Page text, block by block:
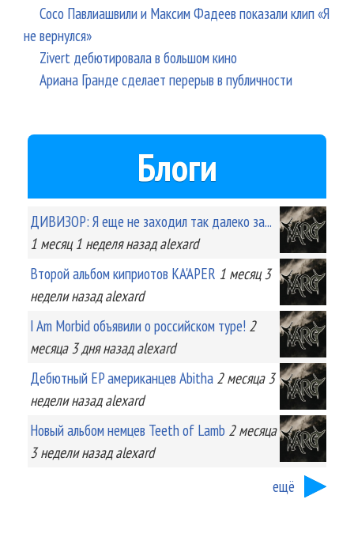
Сосо Павлиашвили и Максим Фадеев показали клип «Я
не вернулся»
Zivert дебютировала в большом кино
Ариана Гранде сделает перерыв в публичности
Блоги
ДИВИЗОР: Я еще не заходил так далеко за...
1 месяц 1 неделяназад alexard
Второй альбом киприотов KA'APER 1 месяц 3
неделиназад alexard
I Am Morbid объявили о российском туре! 2
месяца 3 дняназад alexard
Дебютный EP американцев Abitha 2 месяца 3
неделиназад alexard
Новый альбом немцев Teeth of Lamb 2 месяца
3 неделиназад alexard
ещё